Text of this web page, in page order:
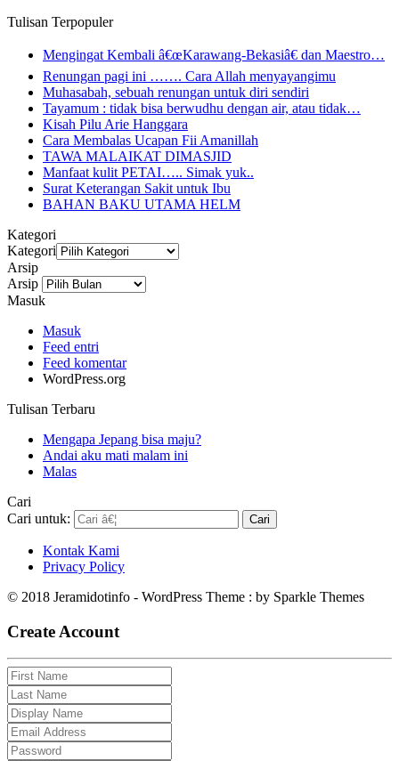
Tulisan Terpopuler
Mengingat Kembali â€œKarawang-Bekasiâ€ dan Maestro…
Renungan pagi ini ……. Cara Allah menyayangimu
Muhasabah, sebuah renungan untuk diri sendiri
Tayamum : tidak bisa berwudhu dengan air, atau tidak…
Kisah Pilu Arie Hanggara
Cara Membalas Ucapan Fii Amanillah
TAWA MALAIKAT DIMASJID
Manfaat kulit PETAI….. Simak yuk..
Surat Keterangan Sakit untuk Ibu
BAHAN BAKU UTAMA HELM
Kategori
Kategori
Arsip
Arsip
Masuk
Masuk
Feed entri
Feed komentar
WordPress.org
Tulisan Terbaru
Mengapa Jepang bisa maju?
Andai aku mati malam ini
Malas
Cari
Cari untuk:
Kontak Kami
Privacy Policy
© 2018 Jeramidotinfo - WordPress Theme : by Sparkle Themes
Create Account